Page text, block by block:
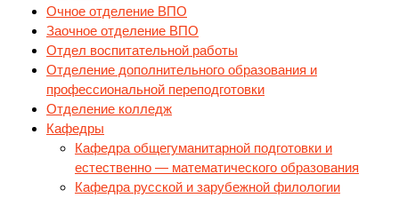
Очное отделение ВПО
Заочное отделение ВПО
Отдел воспитательной работы
Отделение дополнительного образования и
профессиональной переподготовки
Отделение колледж
Кафедры
Кафедра общегуманитарной подготовки и
естественно — математического образования
Кафедра русской и зарубежной филологии